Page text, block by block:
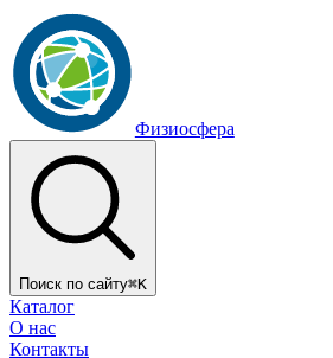
Физиосфера
Поиск по сайту⌘K
Каталог
О нас
Контакты